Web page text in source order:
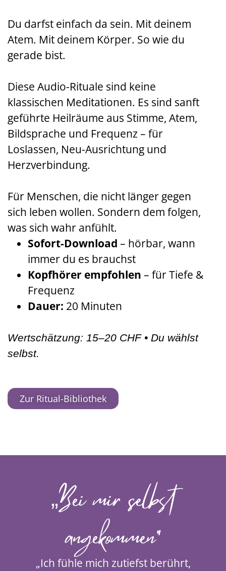
Du darfst einfach da sein. Mit deinem
Atem. Mit deinem Körper. So wie du
gerade bist.
Diese Audio-Rituale sind keine
klassischen Meditationen. Es sind sanft
geführte Heilräume aus Stimme, Atem,
Bildsprache und Frequenz – für
Loslassen, Neu-Ausrichtung und
Herzverbindung.
Für Menschen, die nicht länger gegen
sich leben wollen. Sondern dem folgen,
was sich wahr anfühlt.
Sofort-Download – hörbar, wann
immer du es brauchst
Kopfhörer empfohlen – für Tiefe &
Frequenz
Dauer: 20 Minuten
Wertschätzung: 15–20 CHF • Du wählst
selbst.
Zur Ritual-Bibliothek
„Bei mir selbst
angekommen“
„Ich fühle mich zutiefst berührt,